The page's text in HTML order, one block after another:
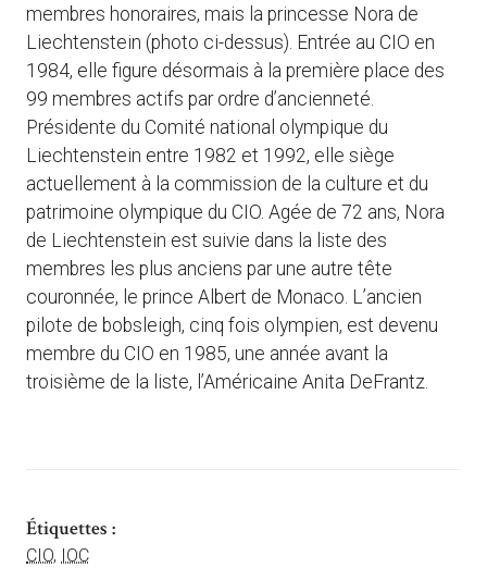
membres honoraires, mais la princesse Nora de
Liechtenstein (photo ci-dessus). Entrée au CIO en
1984, elle figure désormais à la première place des
99 membres actifs par ordre d’ancienneté.
Présidente du Comité national olympique du
Liechtenstein entre 1982 et 1992, elle siège
actuellement à la commission de la culture et du
patrimoine olympique du CIO. Agée de 72 ans, Nora
de Liechtenstein est suivie dans la liste des
membres les plus anciens par une autre tête
couronnée, le prince Albert de Monaco. L’ancien
pilote de bobsleigh, cinq fois olympien, est devenu
membre du CIO en 1985, une année avant la
troisième de la liste, l’Américaine Anita DeFrantz.
Étiquettes :
CIO, IOC